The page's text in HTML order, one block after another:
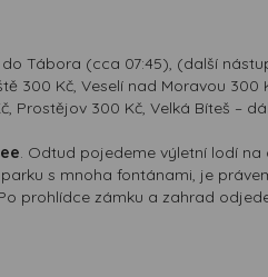
Tábora (cca 07:45), (další
300 Kč, Veselí nad Moravou
300 Kč, Velká Bíteš –
. Odtud pojedeme výletní lodí na
s mnoha fontánami, je
prohlídce zámku a zahrad